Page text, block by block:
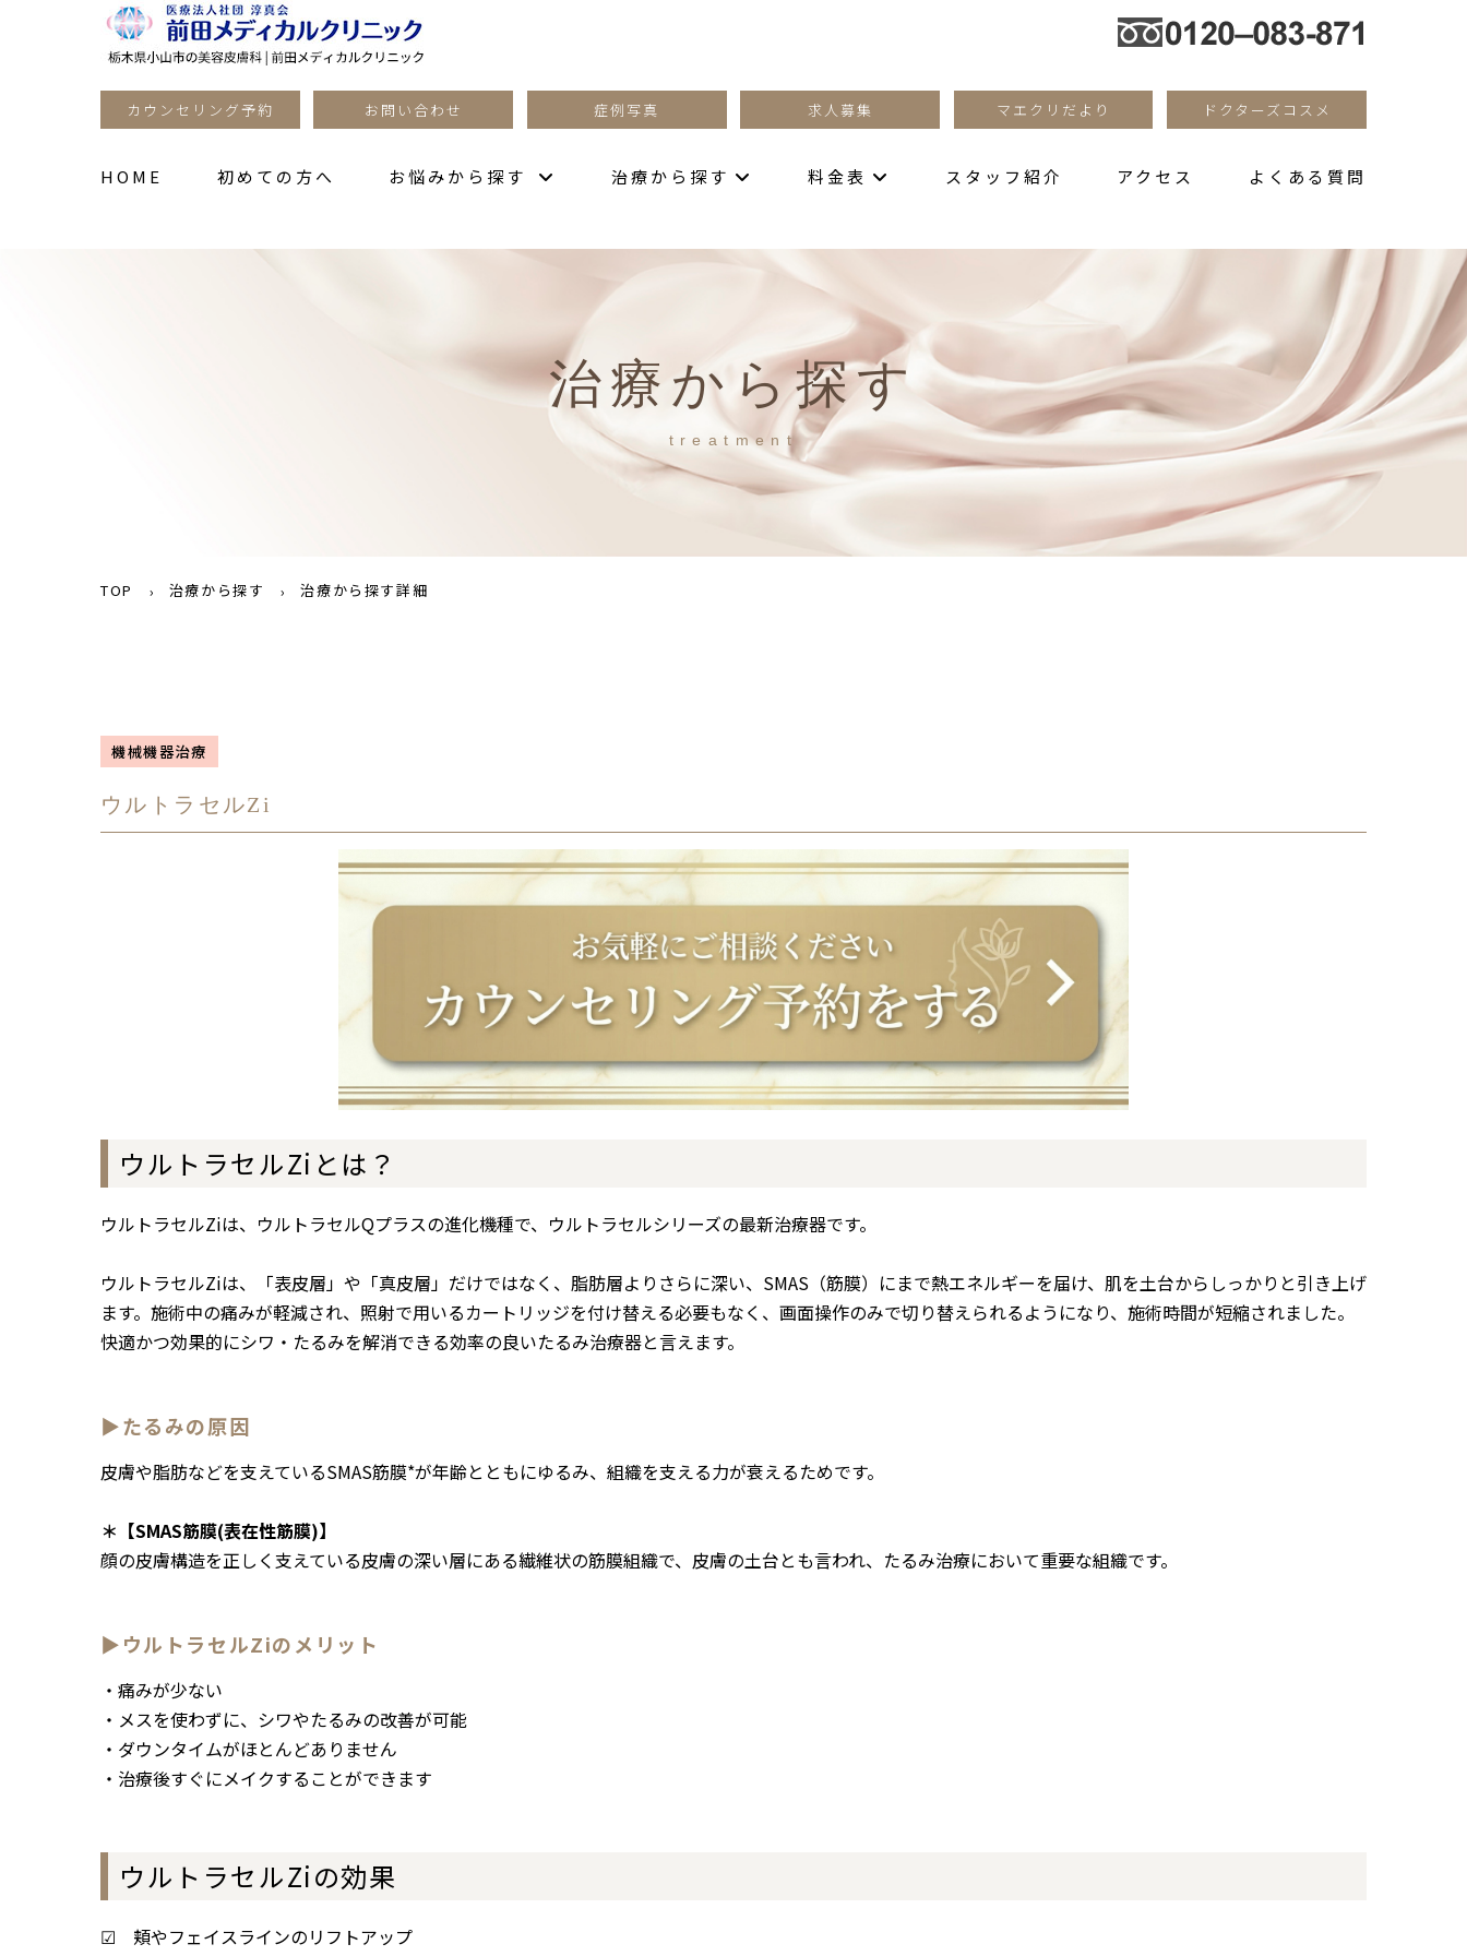
カウンセリング予約 お問い合わせ 症例写真 求人募集 マエクリだより ドクターズコスメ
HOME 初めての方へ お悩みから探す 治療から探す 料金表 スタッフ紹介 アクセス よくある質問
治療から探す
treatment
TOP 治療から探す 治療から探す詳細
機械機器治療
ウルトラセルZi
ウルトラセルZiとは？
ウルトラセルZiは、ウルトラセルQプラスの進化機種で、ウルトラセルシリーズの最新治療器です。
ウルトラセルZiは、「表皮層」や「真皮層」だけではなく、脂肪層よりさらに深い、SMAS（筋膜）にまで熱エネルギーを届け、肌を土台からしっかりと引き上げ
ます。 施術中の痛みが軽減され、照射で用いるカートリッジを付け替える必要もなく、画面操作のみで切り替えられるようになり、施術時間が短縮されました。
快適かつ効果的にシワ・たるみを解消できる効率の良いたるみ治療器と言えます。
▶たるみの原因
皮膚や脂肪などを支えているSMAS筋膜*が年齢とともにゆるみ、組織を支える力が衰えるためです。
＊【SMAS筋膜(表在性筋膜)】
顔の皮膚構造を正しく支えている皮膚の深い層にある繊維状の筋膜組織で、皮膚の土台とも言われ、たるみ治療において重要な組織です。
▶ウルトラセルZiのメリット
・痛みが少ない
・メスを使わずに、シワやたるみの改善が可能
・ダウンタイムがほとんどありません
・治療後すぐにメイクすることができます
ウルトラセルZiの効果
☑ 頬やフェイスラインのリフトアップ